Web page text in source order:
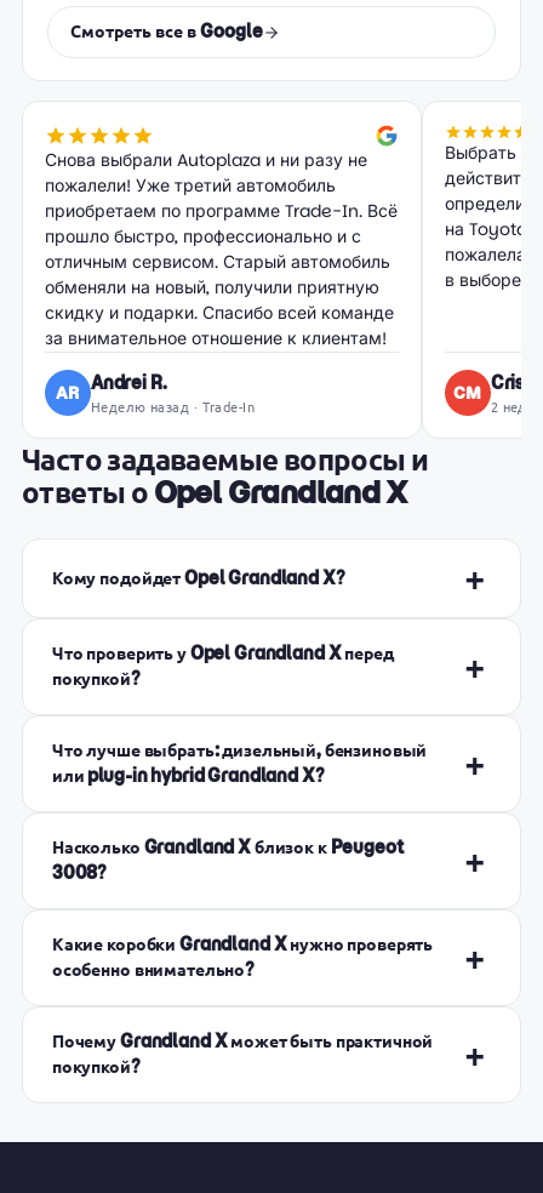
Смотреть все в Google
Снова выбрали Autoplaza и ни разу не
пожалели! Уже третий автомобиль
приобретаем по программе Trade-In. Всё
прошло быстро, профессионально и с
отличным сервисом. Старый автомобиль
обменяли на новый, получили приятную
скидку и подарки. Спасибо всей команде
за внимательное отношение к клиентам!
AR Andrei R.
Неделю назад · Trade-In
Выбрать
на Toyota
пожалела.
в выборе и
CM
2
Часто задаваемые вопросы и
ответы о Opel Grandland X
Кому подойдет Opel Grandland X? +
Что проверить у Opel Grandland X перед
покупкой?
+
Что лучше выбрать: дизельный, бензиновый
или plug-in hybrid Grandland X?
+
Насколько Grandland X близок к Peugeot
3008?
+
Какие коробки Grandland X нужно проверять
особенно внимательно?
+
Почему Grandland X может быть практичной
покупкой?
+